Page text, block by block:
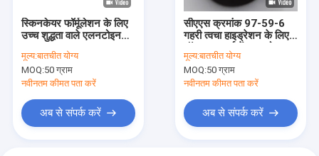
स्किनकेयर फॉर्मूलेशन के लिए
उच्च शुद्धता वाले एलनटोइन
पाउडर CAS 97-59-6
मूल्य:बातचीत योग्य
MOQ:50 ग्राम
नवीनतम कीमत पता करें
अब से संपर्क करें
सीएएस क्रमांक 97-59-6
गहरी त्वचा हाइड्रेशन के लिए
मॉइस्चराइजर्स में एलनटोइन
पाउडर
मूल्य:बातचीत योग्य
MOQ:50 ग्राम
नवीनतम कीमत पता करें
अब से संपर्क करें